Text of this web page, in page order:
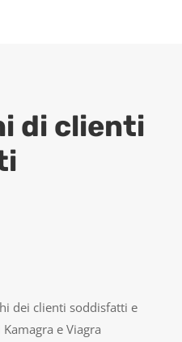
di clienti
dei clienti soddisfatti e
e Viagra